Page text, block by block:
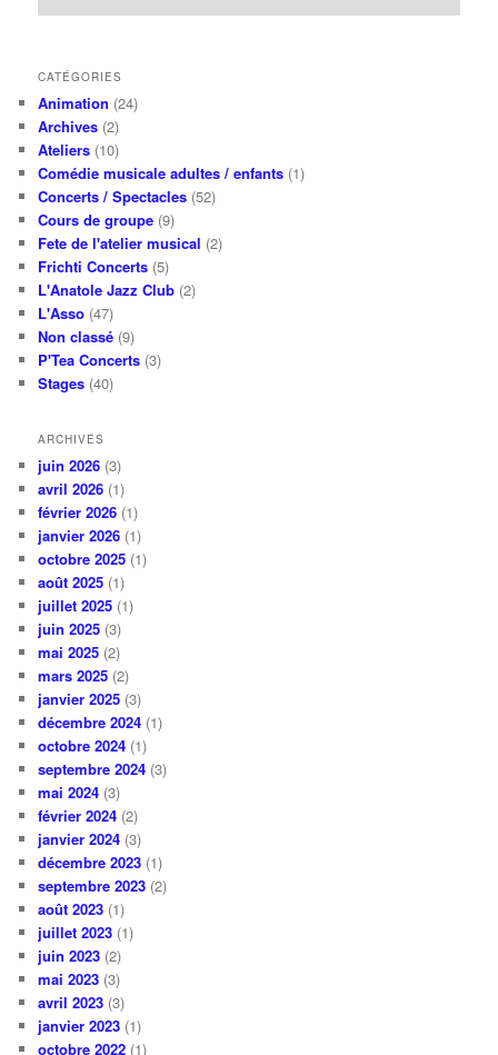
CATÉGORIES
Animation (24)
Archives (2)
Ateliers (10)
Comédie musicale adultes / enfants (1)
Concerts / Spectacles (52)
Cours de groupe (9)
Fete de l'atelier musical (2)
Frichti Concerts (5)
L'Anatole Jazz Club (2)
L'Asso (47)
Non classé (9)
P'Tea Concerts (3)
Stages (40)
ARCHIVES
juin 2026 (3)
avril 2026 (1)
février 2026 (1)
janvier 2026 (1)
octobre 2025 (1)
août 2025 (1)
juillet 2025 (1)
juin 2025 (3)
mai 2025 (2)
mars 2025 (2)
janvier 2025 (3)
décembre 2024 (1)
octobre 2024 (1)
septembre 2024 (3)
mai 2024 (3)
février 2024 (2)
janvier 2024 (3)
décembre 2023 (1)
septembre 2023 (2)
août 2023 (1)
juillet 2023 (1)
juin 2023 (2)
mai 2023 (3)
avril 2023 (3)
janvier 2023 (1)
octobre 2022 (1)